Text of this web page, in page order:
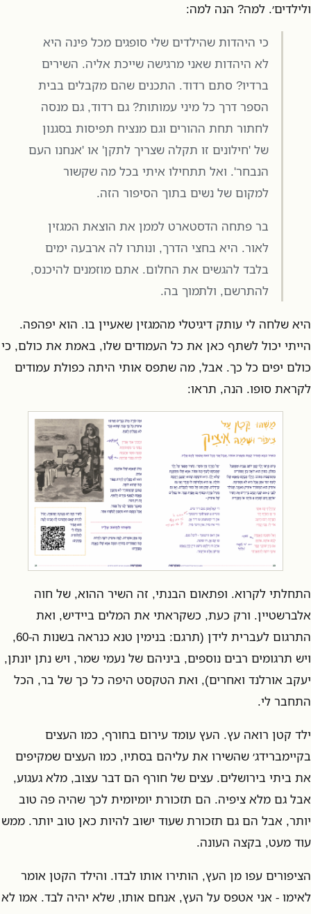
ולילדים׳. למה? הנה למה:
כי היהדות שהילדים שלי סופגים מכל פינה היא
לא היהדות שאני מרגישה שייכת אליה. השירים
ברדיו? סתם רדוד. התכנים שהם מקבלים בבית
הספר דרך כל מיני עמותות? גם רדוד, גם מנסה
לחתור תחת ההורים וגם מנציח תפיסות בסגנון
של 'חילונים זו תקלה שצריך לתקן' או 'אנחנו העם
הנבחר'. ואל תתחילו איתי בכל מה שקשור
למקום של נשים בתוך הסיפור הזה.
בר פתחה הדסטארט לממן את הוצאת המגזין
לאור. היא בחצי הדרך, ונותרו לה ארבעה ימים
בלבד להגשים את החלום. אתם מוזמנים להיכנס,
להתרשם, ולתמוך בה.
היא שלחה לי עותק דיגיטלי מהמגזין שאעיין בו. הוא יפהפה.
הייתי יכול לשתף כאן את כל העמודים שלו, באמת את כולם, כי
כולם יפים כל כך. אבל, מה שתפס אותי היתה כפולת עמודים
לקראת סופו. הנה, תראו:
התחלתי לקרוא. ופתאום הבנתי, זה השיר ההוא, של חוה
אלברשטיין. ורק כעת, כשקראתי את המלים ביידיש, ואת
התרגום לעברית לידן (תרגם: בנימין טנא כנראה בשנות ה-60,
ויש תרגומים רבים נוספים, ביניהם של נעמי שמר, ויש נתן יונתן,
יעקב אורלנד ואחרים), ואת הטקסט היפה כל כך של בר, הכל
התחבר לי.
ילד קטן רואה עץ. העץ עומד עירום בחורף, כמו העצים
בקיימברידג׳ שהשירו את עליהם בסתיו, כמו העצים שמקיפים
את ביתי בירושלים. עצים של חורף הם דבר עצוב, מלא געגוע,
אבל גם מלא ציפיה. הם תזכורת יומיומית לכך שהיה פה טוב
יותר, אבל הם גם תזכורת שעוד ישוב להיות כאן טוב יותר. ממש
עוד מעט, בקצה העונה.
הציפורים עפו מן העץ, הותירו אותו לבדו. והילד הקטן אומר
לאימו - אני אטפס על העץ, אנחם אותו, שלא יהיה לבד. אמו לא